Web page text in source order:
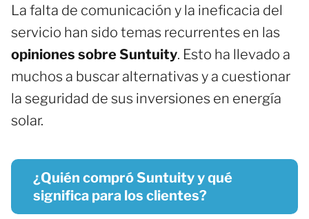
La falta de comunicación y la ineficacia del
servicio han sido temas recurrentes en las
opiniones sobre Suntuity. Esto ha llevado a
muchos a buscar alternativas y a cuestionar
la seguridad de sus inversiones en energía
solar.
¿Quién compró Suntuity y qué
significa para los clientes?